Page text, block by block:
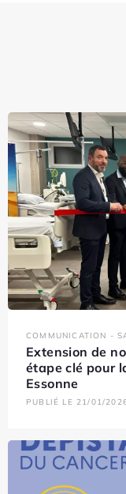
COMMUNICATION -
Extension de
étape clé pour
Essonne
PUBLIÉ LE 21/01/